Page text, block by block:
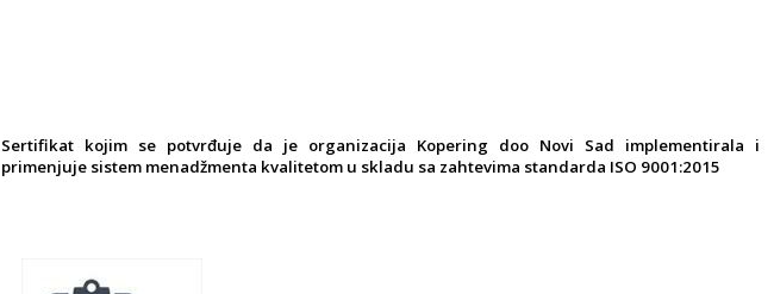
Sertifikat kojim se potvrđuje da je organizacija Kopering doo Novi Sad implementirala i
primenjuje sistem menadžmenta kvalitetom u skladu sa zahtevima standarda ISO 9001:2015